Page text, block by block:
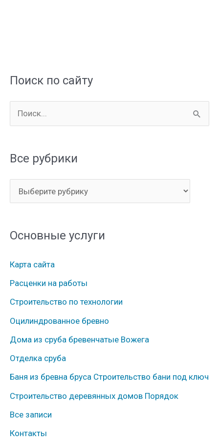
Поиск по сайту
о
с
Все рубрики
с
р
б
р
и
к
и
Основные услуги
Карта сайта
Расценки на работы
Строительство по технологии
Оцилиндрованное бревно
Дома из сруба бревенчатые Вожега
Отделка сруба
Баня из бревна бруса Строительство бани под ключ
Строительство деревянных домов Порядок
Все записи
Контакты